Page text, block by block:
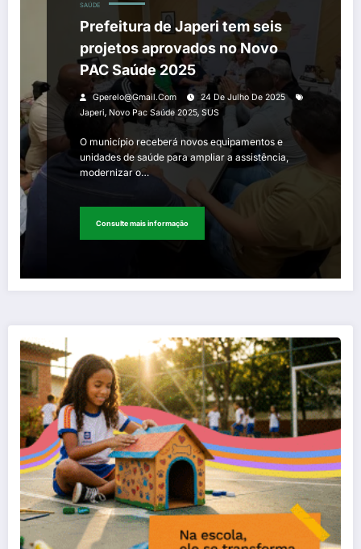
SAÚDE
Prefeitura de Japeri tem seis
projetos aprovados no Novo
PAC Saúde 2025
Gperelo@gmail.com
24 De Julho De 2025
Japeri, Novo Pac Saúde 2025, SUS
O município receberá novos equipamentos e
unidades de saúde para ampliar a assistência,
modernizar o…
Consulte mais informação